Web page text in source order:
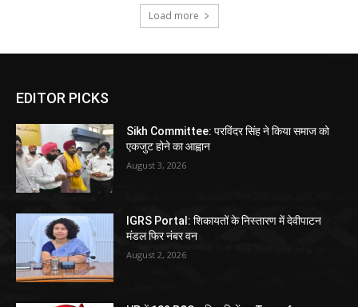
Load more
EDITOR PICKS
Sikh Committee: परविंदर सिंह ने किया समाज को
एकजुट होने का आह्वान
August 3, 2026
IGRS Portal: शिकायतों के निस्तारण में देवीपाटन
मंडल फिर नंबर वन
August 2, 2026